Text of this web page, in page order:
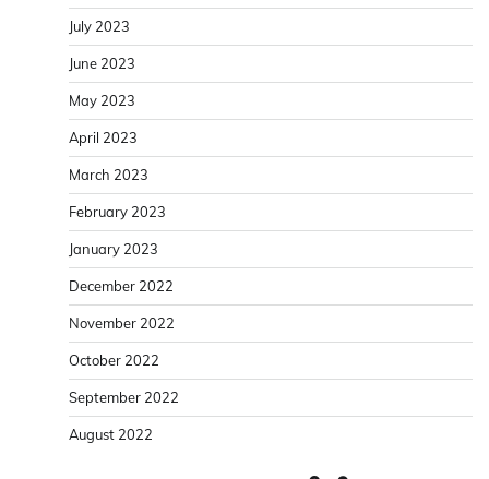
July 2023
June 2023
May 2023
April 2023
March 2023
February 2023
January 2023
December 2022
November 2022
October 2022
September 2022
August 2022